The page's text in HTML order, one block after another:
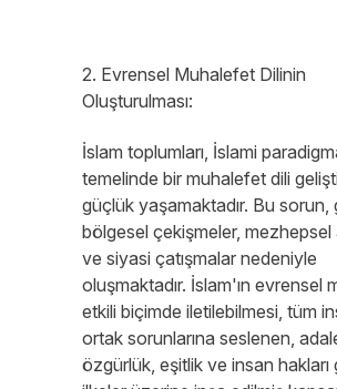
2. Evrensel Muhalefet Dilinin
Oluşturulması:
İslam toplumları, İslami
temelinde bir muhalefet dili
güçlük yaşamaktadır. Bu sorun,
bölgesel çekişmeler, mezhepsel
ve siyasi çatışmalar nedeniyle
oluşmaktadır. İslam'ın evrensel
etkili biçimde iletilebilmesi, tüm
ortak sorunlarına seslenen,
özgürlük, eşitlik ve insan hakları